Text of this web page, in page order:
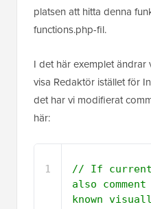
det har vi modifierat
här:
1
3
// If current
also
( $comment-
'Editor'
'</span>'
: